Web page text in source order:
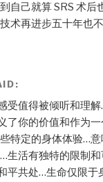
自己就算 SRS 术后
术再进步五十年也
受值得被倾听和理
了你的价值和作为
特定的身体体验…
生活有独特的限制
平共处…生命仅限于